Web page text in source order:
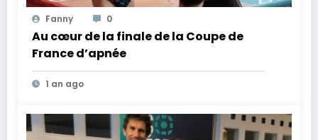
Fanny 0
Au cœur de la finale de la Coupe de
France d’apnée
1 an ago